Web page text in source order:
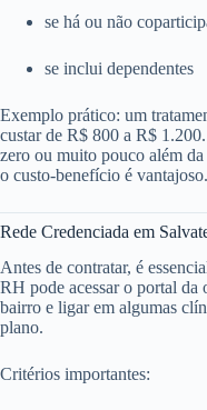
se há ou não
se inclui dependentes
Exemplo prático: um
custar de R$ 800 a R$
zero ou muito pouco além
o custo-benefício é vantajoso.
Rede Credenciada em
Antes de contratar, é
RH pode acessar o portal da
bairro e ligar em algumas
plano.
Critérios importantes: